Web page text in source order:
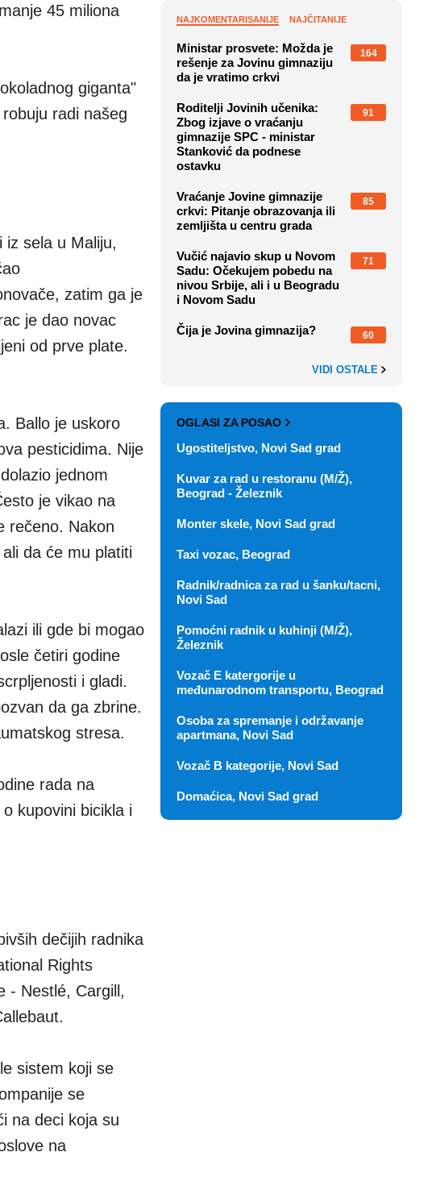
45 miliona
giganta"
radi našeg
iz sela u Maliju,
zatim ga je
je dao novac
od prve plate.
Ballo je uskoro
pesticidima. Nije
jednom
je vikao na
rečeno. Nakon
da će mu platiti
ili gde bi mogao
četiri godine
i gladi.
da ga zbrine.
stresa.
rada na
kupovini bicikla i
dečijih radnika
Rights
- Nestlé, Cargill,
sistem koji se
se
na deci koja su
na
NAJKOMENTARISANIJE NAJČITANIJE
Ministar prosvete: Možda je
rešenje za Jovinu gimnaziju
da je vratimo crkvi
164
Roditelji Jovinih učenika:
Zbog izjave o vraćanju
gimnazije SPC - ministar
Stanković da podnese
ostavku
91
Vraćanje Jovine gimnazije
crkvi: Pitanje obrazovanja ili
zemljišta u centru grada
85
Vučić najavio skup u Novom
Sadu: Očekujem pobedu na
nivou Srbije, ali i u Beogradu
i Novom Sadu
71
Čija je Jovina gimnazija? 60
VIDI OSTALE
OGLASI ZA POSAO
Ugostiteljstvo, Novi Sad grad
Kuvar za rad u restoranu (M/Ž),
Beograd - Železnik
Monter skele, Novi Sad grad
Taxi vozac, Beograd
Radnik/radnica za rad u šanku/tacni,
Novi Sad
Pomoćni radnik u kuhinji (M/Ž),
Železnik
Vozač E katergorije u
međunarodnom transportu, Beograd
Osoba za spremanje i održavanje
apartmana, Novi Sad
Vozač B kategorije, Novi Sad
Domaćica, Novi Sad grad